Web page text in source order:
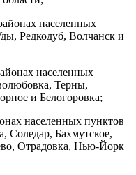
населенных
Редкодуб, Волчанск и
населенных
Терны,
и Белогоровка;
населенных пунктов
Соледар, Бахмутское,
Отрадовка, Нью-Йорк